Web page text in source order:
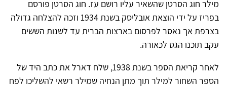
מילר חוג הסרטן שהשאיר עליו רושם עז. חוג הסרטן פורסם
בפריז על ידי הוצאת אובליסק בשנת 1934 וזכה להצלחה גדולה
בצרפת אך נאסר לפרסום בארצות הברית עד לשנות הששים
עקב תוכנו הגס לכאורה.
לאחר קריאת הספר בשנת 1938, שלח דארל את כתב היד של
הספר השחור למילר תוך מתן הנחיה שמילר רשאי להשליכו לפח